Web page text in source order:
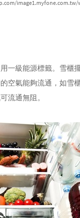
一級能源標籤。雪櫃
空氣能夠流通，如雪
流通無阻。